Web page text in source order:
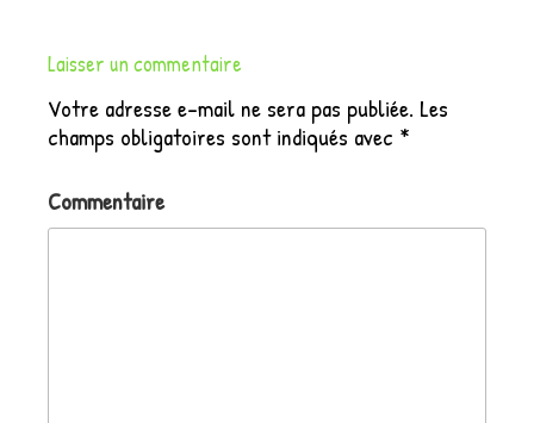
Laisser un commentaire
Votre adresse e-mail ne sera pas publiée. Les
champs obligatoires sont indiqués avec *
Commentaire